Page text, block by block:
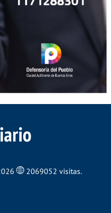
2069052 visitas.